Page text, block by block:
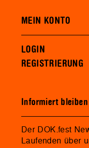
MEIN KONTO
LOGIN
REGISTRIERUNG
Informiert bleiben
Der DOK.fest
Laufenden über